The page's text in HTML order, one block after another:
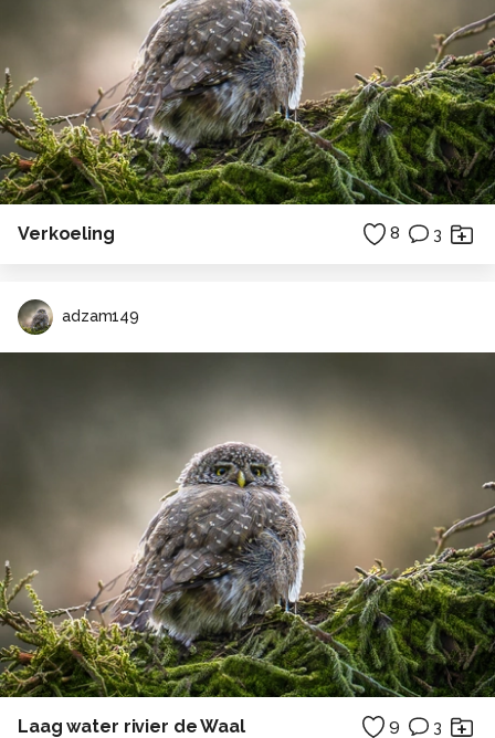
Verkoeling 8 3
adzam149
Laag water rivier de Waal 9 3